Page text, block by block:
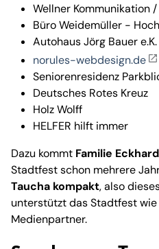
Wellner Kommunikation
Büro Weidemüller -
Autohaus Jörg Bauer e.K.
norules-webdesign.de
Seniorenresidenz
Deutsches Rotes Kreuz
Holz Wolff
HELFER hilft immer
Dazu kommt Familie
Stadtfest schon mehrere
Taucha kompakt, also
unterstützt das Stadtfest
Medienpartner.